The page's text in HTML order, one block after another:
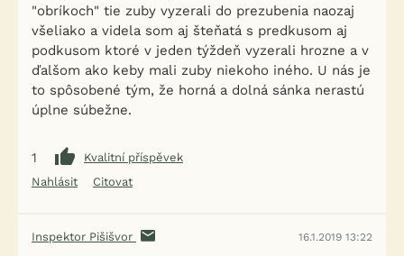
"obríkoch" tie zuby vyzerali do prezubenia naozaj
všeliako a videla som aj šteňatá s predkusom aj
podkusom ktoré v jeden týždeň vyzerali hrozne a v
ďalšom ako keby mali zuby niekoho iného. U nás je
to spôsobené tým, že horná a dolná sánka nerastú
úplne súbežne.
1
Kvalitní příspěvek
Nahlásit
Citovat
Inspektor Pišišvor 16.1.2019 13:22